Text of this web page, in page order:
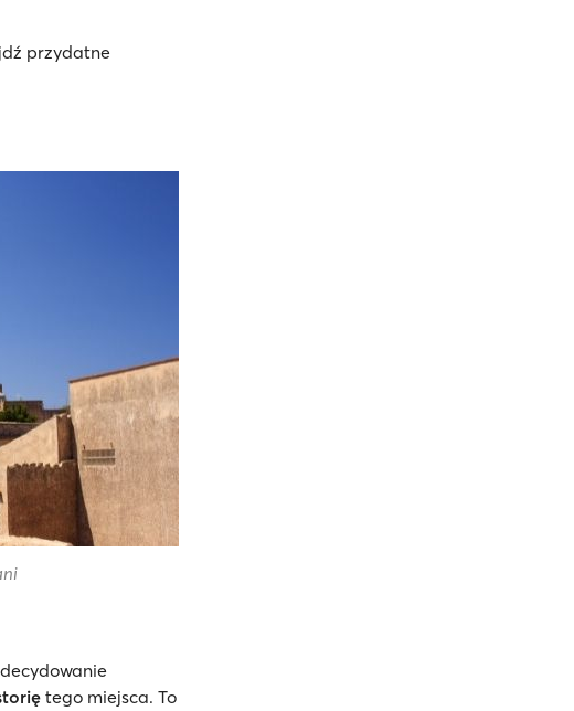
przydatne
tego miejsca. To